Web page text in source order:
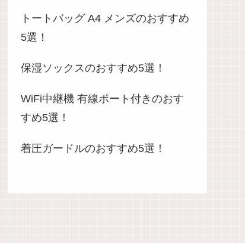
トートバッグ A4 メンズのおすすめ
5選！
保湿ソックスのおすすめ5選！
WiFi中継機 有線ポート付きのおす
すめ5選！
着圧ガードルのおすすめ5選！